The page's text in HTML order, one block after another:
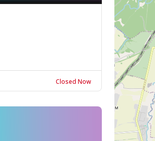
Closed Now